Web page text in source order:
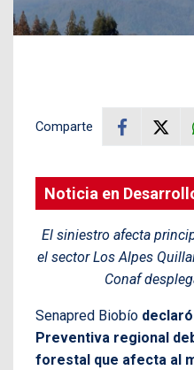
Comparte
Noticia en
El siniestro afecta
el sector Los Alpes
Conaf
Senapred Biobío
Preventiva regional
forestal que afecta al